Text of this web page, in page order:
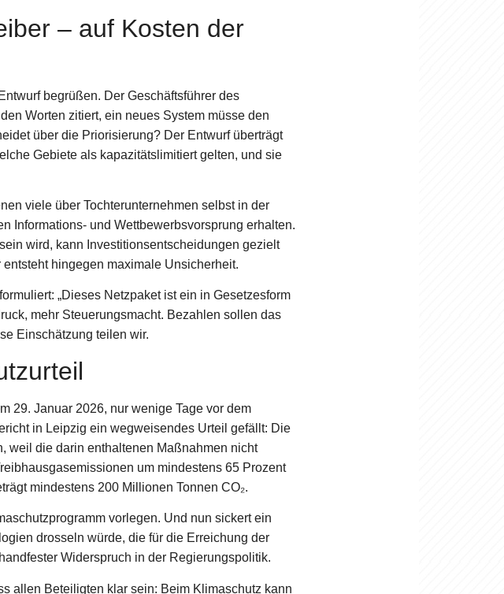
– auf Kosten der
begrüßen. Der Geschäftsführer des
Worten zitiert, ein neues System müsse den
über die Priorisierung? Der Entwurf überträgt
Gebiete als kapazitätslimitiert gelten, und sie
viele über Tochterunternehmen selbst in der
Informations- und Wettbewerbsvorsprung erhalten.
wird, kann Investitionsentscheidungen gezielt
hingegen maximale Unsicherheit.
„Dieses Netzpaket ist ein in Gesetzesform
mehr Steuerungsmacht. Bezahlen sollen das
Einschätzung teilen wir.
29. Januar 2026, nur wenige Tage vor dem
in Leipzig ein wegweisendes Urteil gefällt: Die
weil die darin enthaltenen Maßnahmen nicht
um mindestens 65 Prozent
mindestens 200 Millionen Tonnen CO₂.
vorlegen. Und nun sickert ein
drosseln würde, die für die Erreichung der
Widerspruch in der Regierungspolitik.
allen Beteiligten klar sein: Beim Klimaschutz kann